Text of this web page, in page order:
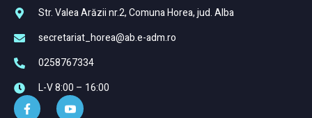
Str. Valea Arăzii nr.2, Comuna Horea, jud. Alba
secretariat_horea@ab.e-adm.ro
0258767334
L-V 8:00 – 16:00